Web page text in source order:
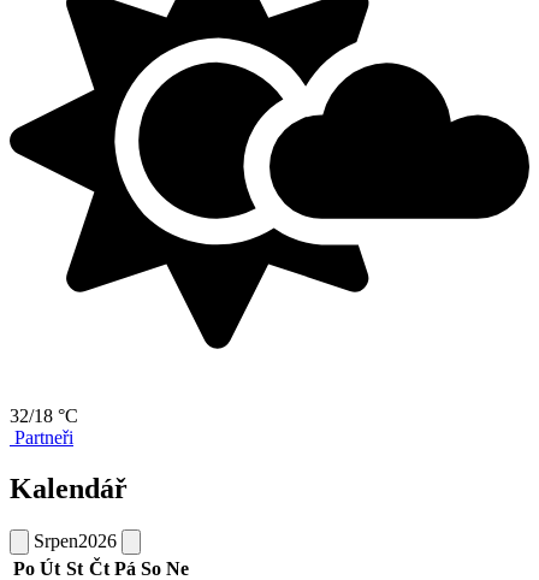
32/18 °C
Partneři
Kalendář
Srpen2026
Po Út St Čt Pá So Ne